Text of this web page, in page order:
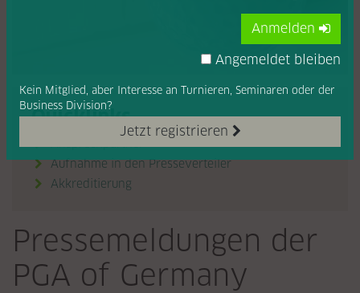
Quicklinks
Aufnahme in den Presseverteiler
 Akkreditierung
Pressemeldungen der
PGA of Germany
Jetzt registrieren
Kein Mitglied, aber Interesse an Turnieren, Seminaren oder der
Business Division?
Anmelden
Angemeldet bleiben